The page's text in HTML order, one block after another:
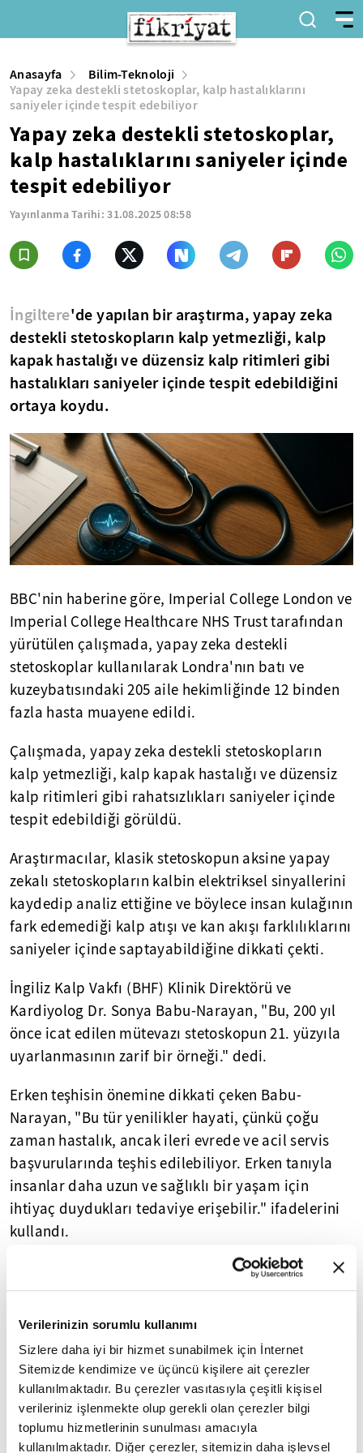
Verilerinizin sorumlu kullanımı
Sizlere daha iyi bir hizmet sunabilmek için İnternet
Sitemizde kendimize ve üçüncü kişilere ait çerezler
kullanılmaktadır. Bu çerezler vasıtasıyla çeşitli kişisel
verileriniz işlenmekte olup gerekli olan çerezler bilgi
toplumu hizmetlerinin sunulması amacıyla
kullanılmaktadır. Diğer çerezler, sitemizin daha işlevsel
Anasayfa
Bilim-Teknoloji
Yapay zeka destekli stetoskoplar, kalp hastalıklarını
saniyeler içinde tespit edebiliyor
Yapay zeka destekli stetoskoplar,
kalp hastalıklarını saniyeler içinde
tespit edebiliyor
Yayınlanma Tarihi:31.08.2025 08:58
İngiltere'de yapılan bir araştırma, yapay zeka
destekli stetoskopların kalp yetmezliği, kalp
kapak hastalığı ve düzensiz kalp ritimleri gibi
hastalıkları saniyeler içinde tespit edebildiğini
ortaya koydu.
BBC'nin haberine göre, Imperial College London ve
Imperial College Healthcare NHS Trust tarafından
yürütülen çalışmada, yapay zeka destekli
stetoskoplar kullanılarak Londra'nın batı ve
kuzeybatısındaki 205 aile hekimliğinde 12 binden
fazla hasta muayene edildi.
Çalışmada, yapay zeka destekli stetoskopların
kalp yetmezliği, kalp kapak hastalığı ve düzensiz
kalp ritimleri gibi rahatsızlıkları saniyeler içinde
tespit edebildiği görüldü.
Araştırmacılar, klasik stetoskopun aksine yapay
zekalı stetoskopların kalbin elektriksel sinyallerini
kaydedip analiz ettiğine ve böylece insan kulağının
fark edemediği kalp atışı ve kan akışı farklılıklarını
saniyeler içinde saptayabildiğine dikkati çekti.
İngiliz Kalp Vakfı (BHF) Klinik Direktörü ve
Kardiyolog Dr. Sonya Babu-Narayan, "Bu, 200 yıl
önce icat edilen mütevazı stetoskopun 21. yüzyıla
uyarlanmasının zarif bir örneği." dedi.
Erken teşhisin önemine dikkati çeken Babu-
Narayan, "Bu tür yenilikler hayati, çünkü çoğu
zaman hastalık, ancak ileri evrede ve acil servis
başvurularında teşhis edilebiliyor. Erken tanıyla
insanlar daha uzun ve sağlıklı bir yaşam için
ihtiyaç duydukları tedaviye erişebilir." ifadelerini
kullandı.
Araştırmanın sonuçları, dünyanın en büyük
kardiyoloji konferansı olan Avrupa Kardiyoloji
Derneği yıllık kongresinde paylaşıldı.
Yasal Uyarı:
Yayınlanan köşe yazısı/haberin tüm hakları
Turkuvaz Medya Grubu'na aittir. Kaynak gösterilse dahi
köşe yazısı/haberin tamamı özel izin alınmadan
kullanılamaz.
Ancak alıntılanan köşe yazısı/haberin bir bölümü,
alıntılanan habere aktif link verilerek kullanılabilir.